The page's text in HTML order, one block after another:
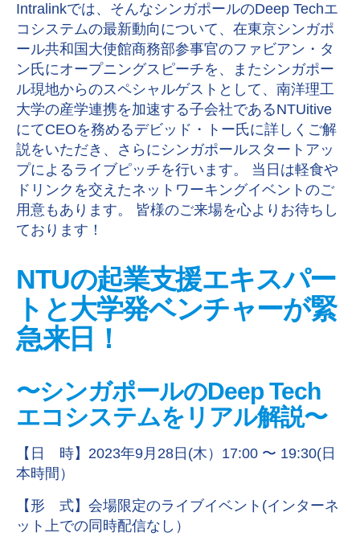
Intralinkでは、そんなシンガポールのDeep Techエ
コシステムの最新動向について、在東京シンガポ
ール共和国大使館商務部参事官のファビアン・タ
ン氏にオープニングスピーチを、またシンガポー
ル現地からのスペシャルゲストとして、南洋理工
大学の産学連携を加速する子会社であるNTUitive
にてCEOを務めるデビッド・トー氏に詳しくご解
説をいただき、さらにシンガポールスタートアッ
プによるライブピッチを行います。 当日は軽食や
ドリンクを交えたネットワーキングイベントのご
用意もあります。 皆様のご来場を心よりお待ちし
ております！
NTUの起業支援エキスパー
トと大学発ベンチャーが緊
急来日！
〜シンガポールのDeep Tech
エコシステムをリアル解説〜
【日 時】2023年9月28日(木）17:00 〜 19:30(日
本時間）
【形 式】会場限定のライブイベント(インターネ
ット上での同時配信なし）